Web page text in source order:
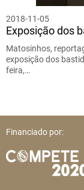
2018-11-05
Exposição dos
Matosinhos,
exposição dos
feira,…
Financiado por: